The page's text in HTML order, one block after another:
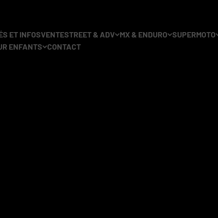
ET INFOSVENTESTREET & ADV MX & ENDURO SUPERMOTO
ENFANTS
CONTACT
rayons. Vous y trouverez
et